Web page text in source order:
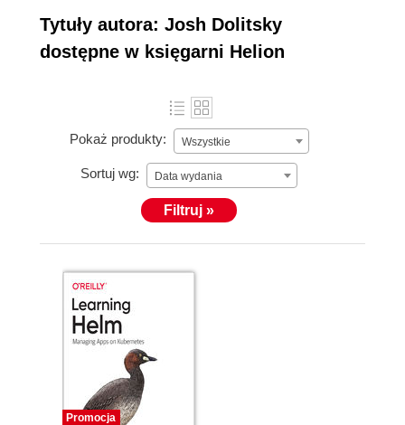
Tytuły autora: Josh Dolitsky
dostępne w księgarni Helion
Pokaż produkty: Wszystkie
Sortuj wg: Data wydania
Filtruj »
Promocja